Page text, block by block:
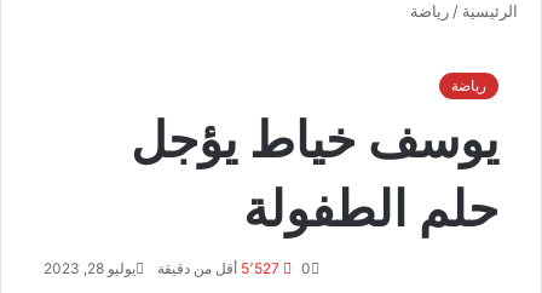
الرئيسية / رياضة
رياضة
يوسف خياط يؤجل
حلم الطفولة
يوليو 28, 2023 0 أقل من دقيقة